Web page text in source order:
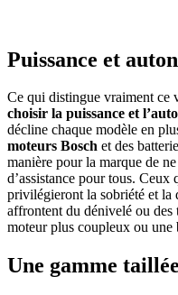
Puissance et
Ce qui distingue vraiment ce
choisir la puissance et
décline chaque modèle en
moteurs Bosch et des
manière pour la marque de
d’assistance pour tous.
privilégieront la sobriété et la
affrontent du dénivelé ou
moteur plus coupleux ou une
Une gamme